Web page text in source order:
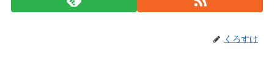
くろすけ